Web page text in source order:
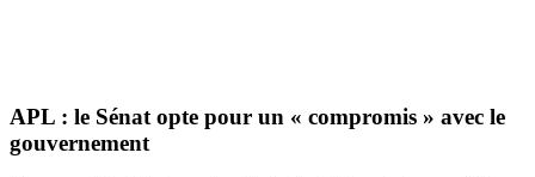
APL : le Sénat opte pour un « compromis » avec le
gouvernement